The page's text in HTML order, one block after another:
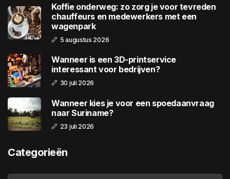
Koffie onderweg: zo zorg je voor tevreden
chauffeurs en medewerkers met een
wagenpark
5 augustus 2026
Wanneer is een 3D-printservice
interessant voor bedrijven?
30 juli 2026
Wanneer kies je voor een spoedaanvraag
naar Suriname?
23 juli 2026
Categorieën